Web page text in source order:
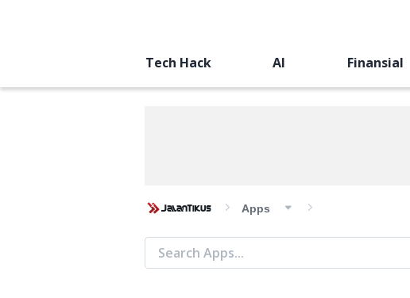
Tech Hack AI Finansial
Apps